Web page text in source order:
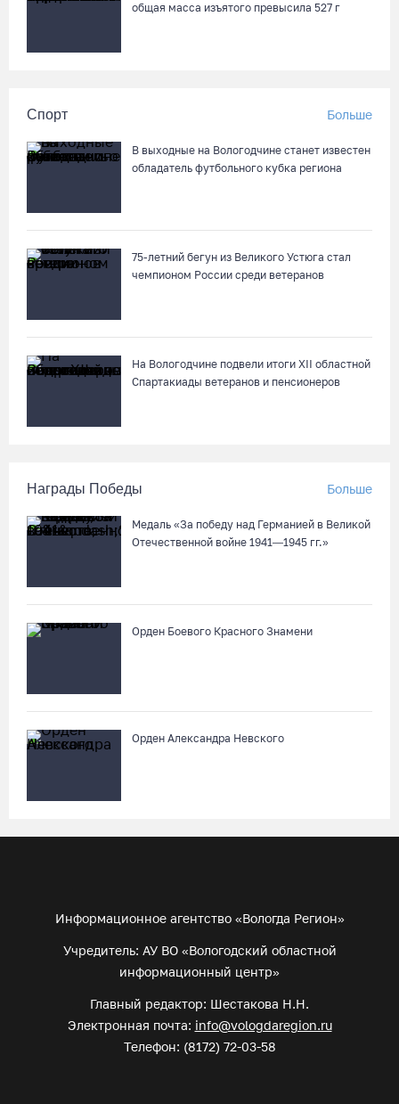
общая масса изъятого превысила 527 г
Спорт Больше
В выходные на Вологодчине станет известен
обладатель футбольного кубка региона
75-летний бегун из Великого Устюга стал
чемпионом России среди ветеранов
На Вологодчине подвели итоги XII областной
Спартакиады ветеранов и пенсионеров
Награды Победы Больше
Медаль «За победу над Германией в Великой
Отечественной войне 1941—1945 гг.»
Орден Боевого Красного Знамени
Орден Александра Невского
Информационное агентство «Вологда Регион»
Учредитель: АУ ВО «Вологодский областной
информационный центр»
Главный редактор: Шестакова Н.Н.
Электронная почта: info@vologdaregion.ru
Телефон: (8172) 72-03-58